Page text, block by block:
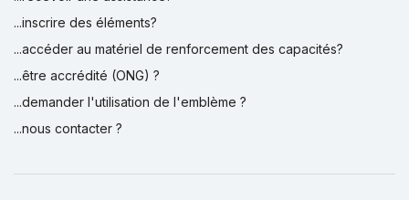
...inscrire des éléments?
...accéder au matériel de renforcement des capacités?
...être accrédité (ONG) ?
...demander l'utilisation de l'emblème ?
...nous contacter ?